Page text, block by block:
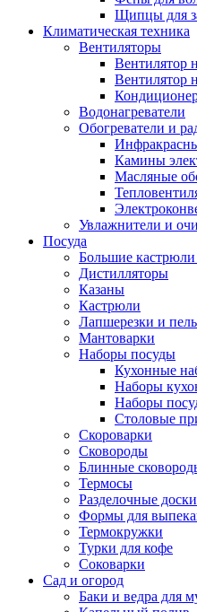
Щипцы для
Климатическая техника
Вентиляторы
Вентилятор
Вентилятор
Водонагреватели
Обогреватели и
Камины
Масляные
Увлажнители и
Посуда
Большие
Дистилляторы
Казаны
Кастрюли
Лапшерезки и
Мантоварки
Наборы посуды
Кухонные
Наборы
Наборы
Столовые
Скороварки
Сковороды
Блинные
Термосы
Разделочные доски
Формы для
Термокружки
Турки для кофе
Соковарки
Сад и огород
Баки и ведра для